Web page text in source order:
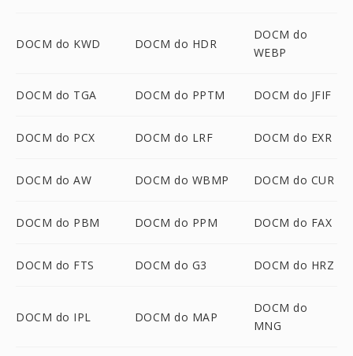
DOCM do KWD DOCM do HDR
DOCM do
WEBP
DOCM do TGA DOCM do PPTM DOCM do JFIF
DOCM do PCX DOCM do LRF DOCM do EXR
DOCM do AW DOCM do WBMP DOCM do CUR
DOCM do PBM DOCM do PPM DOCM do FAX
DOCM do FTS DOCM do G3 DOCM do HRZ
DOCM do IPL DOCM do MAP
DOCM do
MNG